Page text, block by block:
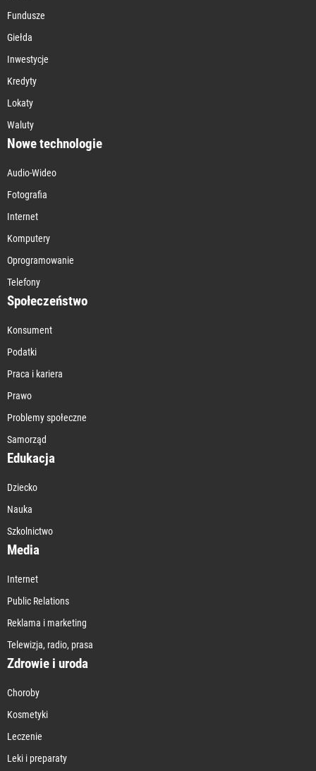
Fundusze
Giełda
Inwestycje
Kredyty
Lokaty
Waluty
Nowe technologie
Audio-Wideo
Fotografia
Internet
Komputery
Oprogramowanie
Telefony
Społeczeństwo
Konsument
Podatki
Praca i kariera
Prawo
Problemy społeczne
Samorząd
Edukacja
Dziecko
Nauka
Szkolnictwo
Media
Internet
Public Relations
Reklama i marketing
Telewizja, radio, prasa
Zdrowie i uroda
Choroby
Kosmetyki
Leczenie
Leki i preparaty